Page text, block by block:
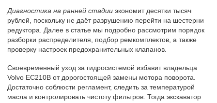
Диагностика на ранней стадии экономит десятки тысяч
рублей, поскольку не даёт разрушению перейти на шестерни
редуктора. Далее в статье мы подробно рассмотрим порядок
разборки распределителя, подбор ремкомплектов, а также
проверку настроек предохранительных клапанов.
Своевременный уход за гидросистемой избавит владельца
Volvo EC210B от дорогостоящей замены мотора поворота.
Достаточно соблюсти регламент, следить за температурой
масла и контролировать чистоту фильтров. Тогда экскаватор